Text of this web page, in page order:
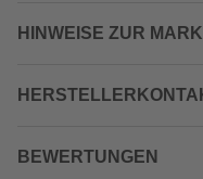
HINWEISE ZUR
BEWERTUNGEN